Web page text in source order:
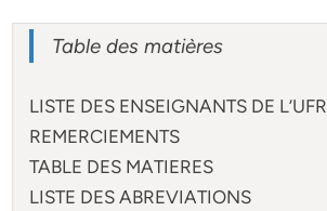
Table des matières
LISTE DES ENSEIGNANTS DE L’UFR
REMERCIEMENTS
TABLE DES MATIERES
LISTE DES ABREVIATIONS